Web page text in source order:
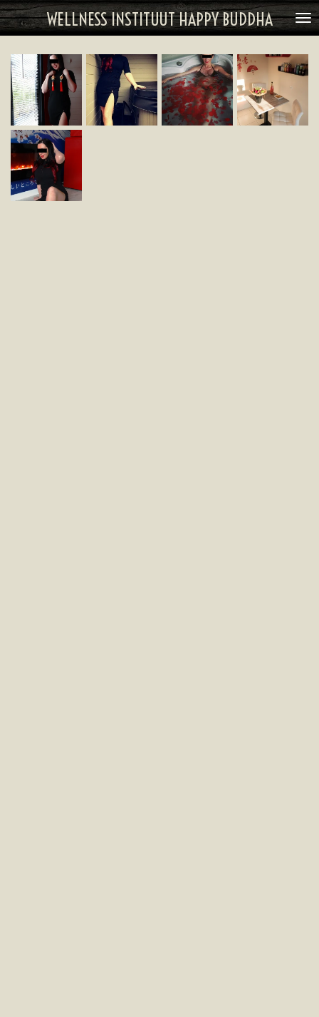
Ga
direct
de
hoofdinhoud
WELLNESS INSTITUUT HAPPY BUDDHA